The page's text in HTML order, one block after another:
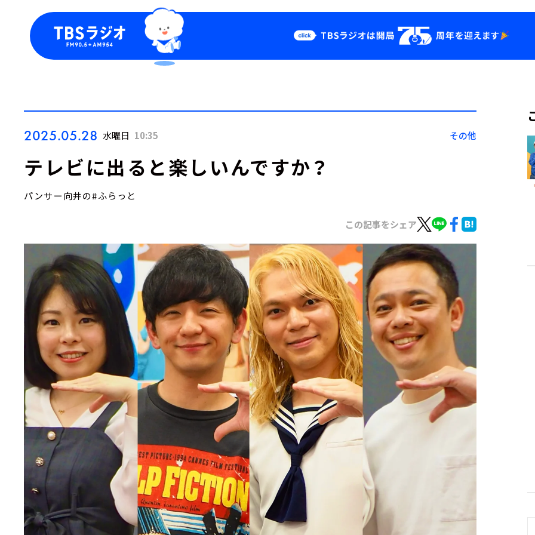
Podcast
YouTube
2025.05.28 水曜日 10:35 その他
テレビに出ると楽しいんですか？
パンサー向井の#ふらっと
この記事をシェア